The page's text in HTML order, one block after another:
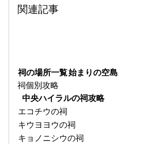
関連記事
祠の場所一覧始まりの空島
祠個別攻略
中央ハイラルの祠攻略
エコチウの祠
キウヨヨウの祠
キョノニシウの祠